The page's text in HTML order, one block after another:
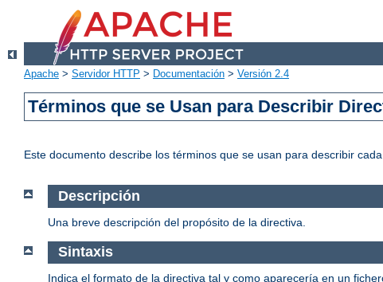
Apache > Servidor HTTP > Documentación > Versión 2.4
Términos que se Usan para Describir
Este documento describe los términos que se usan para describir cada
Descripción
Una breve descripción del propósito de la directiva.
Sintaxis
Indica el formato de la directiva tal y como aparecería en un